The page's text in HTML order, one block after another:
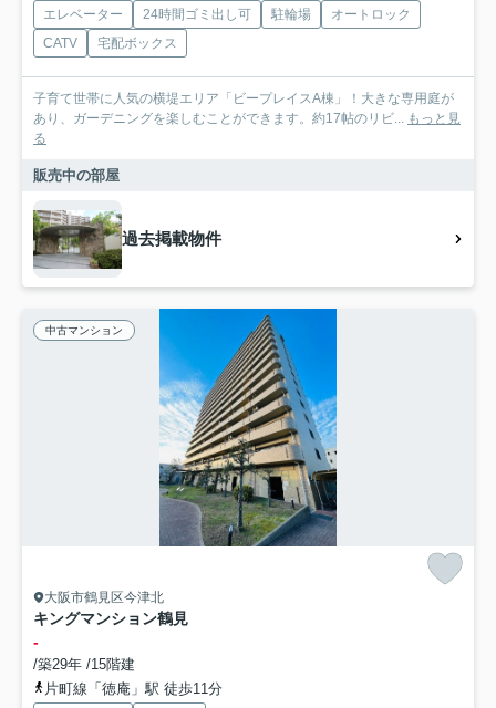
エレベーター 24時間ゴミ出し可 駐輪場
オートロック
CATV
宅配ボックス
子育て世帯に人気の横堤エリア「ビープレイスA棟」！大きな専用庭が
あり、ガーデニングを楽しむことができます。約17帖のリビ... もっと見
る
販売中の部屋
過去掲載物件
中古マンション
大阪市鶴見区今津北
キングマンション鶴見
-
/築29年 /15階建
片町線「徳庵」駅 徒歩11分